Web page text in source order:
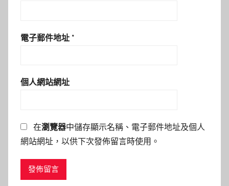
電子郵件地址 *
個人網站網址
在瀏覽器中儲存顯示名稱、電子郵件地址及個人
網站網址，以供下次發佈留言時使用。